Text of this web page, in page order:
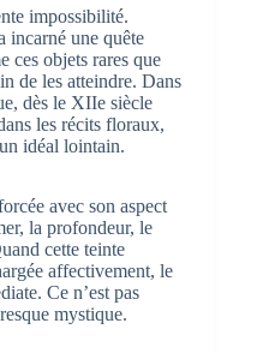
impossibilité.
incarné une quête
ces objets rares que
de les atteindre. Dans
dès le XIIe siècle
les récits floraux,
idéal lointain.
avec son aspect
la profondeur, le
cette teinte
affectivement, le
Ce n’est pas
mystique.